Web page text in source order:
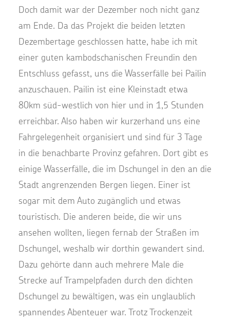
Doch damit war der Dezember noch nicht ganz
am Ende. Da das Projekt die beiden letzten
Dezembertage geschlossen hatte, habe ich mit
einer guten kambodschanischen Freundin den
Entschluss gefasst, uns die Wasserfälle bei Pailin
anzuschauen. Pailin ist eine Kleinstadt etwa
80km süd-westlich von hier und in 1,5 Stunden
erreichbar. Also haben wir kurzerhand uns eine
Fahrgelegenheit organisiert und sind für 3 Tage
in die benachbarte Provinz gefahren. Dort gibt es
einige Wasserfälle, die im Dschungel in den an die
Stadt angrenzenden Bergen liegen. Einer ist
sogar mit dem Auto zugänglich und etwas
touristisch. Die anderen beide, die wir uns
ansehen wollten, liegen fernab der Straßen im
Dschungel, weshalb wir dorthin gewandert sind.
Dazu gehörte dann auch mehrere Male die
Strecke auf Trampelpfaden durch den dichten
Dschungel zu bewältigen, was ein unglaublich
spannendes Abenteuer war. Trotz Trockenzeit